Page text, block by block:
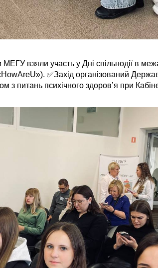
взяли участь у Дні спільнодії в
✅Захід організований
з питань психічного здоров’я при